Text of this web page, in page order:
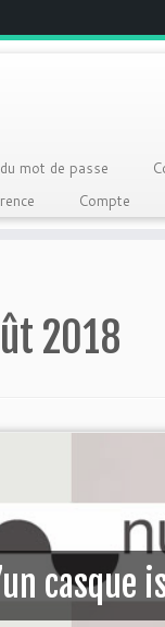
mot de passe
Compte
2018
casque